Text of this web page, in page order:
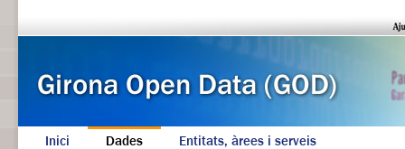
Inici Dades Entitats, àrees i serveis